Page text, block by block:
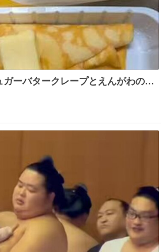
ーバタークレープとえんがわの寿
シュガーバタークレープは目黒、品
横浜、鶴見、九州の一部エリア限